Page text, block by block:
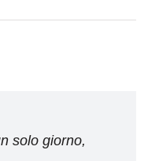
solo giorno,